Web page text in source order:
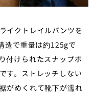
イクトレイルパンツを
造で重量は約125gで
付けられたスナップボ
す。ストレッチしない
がめくれて靴下が濡れ